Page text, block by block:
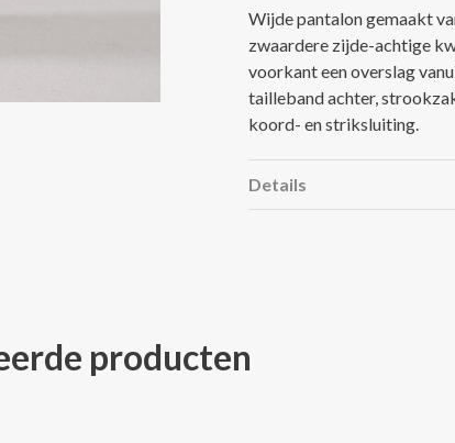
Wijde pantalon gemaakt
zwaardere zijde-achtige
voorkant een overslag
tailleband achter,
koord- en striksluiting.
Details
producten